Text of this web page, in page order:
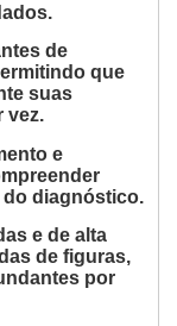
de
que
suas
vez.
e
diagnóstico.
e de alta
de figuras,
por